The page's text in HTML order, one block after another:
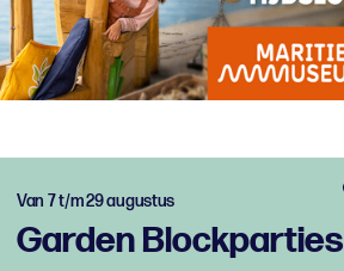
Garden Blockparties
Van 7 t/m 29 augustus